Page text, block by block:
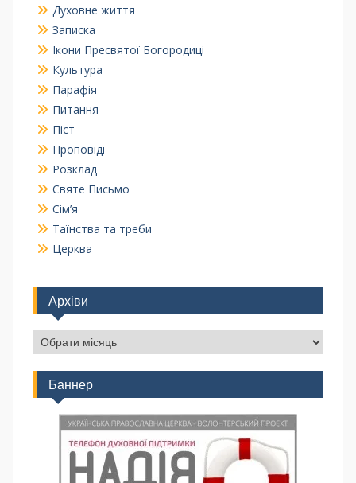
Духовне життя
Записка
Ікони Пресвятої Богородиці
Культура
Парафія
Питання
Піст
Проповіді
Розклад
Святе Письмо
Сім’я
Таїнства та треби
Церква
Архіви
Баннер